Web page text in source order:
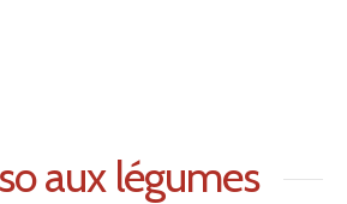
aux légumes